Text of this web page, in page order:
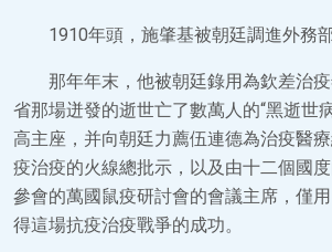
1910年頭，施肇基被朝廷調進外務部
那年年末，他被朝廷錄用為欽差治
省那場迸發的逝世亡了數萬人的“黑逝世
高主座，并向朝廷力薦伍連德為治疫醫
疫治疫的火線總批示，以及由十二個國
參會的萬國鼠疫研討會的會議主席，僅
得這場抗疫治疫戰爭的成功。